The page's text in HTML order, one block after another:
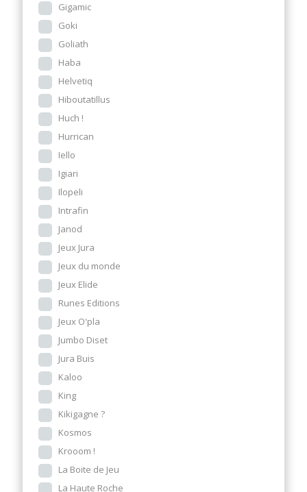
Gigamic
Goki
Goliath
Haba
Helvetiq
Hiboutatillus
Huch !
Hurrican
Iello
Igiari
Ilopeli
Intrafin
Janod
Jeux Jura
Jeux du monde
Jeux Elide
Runes Editions
Jeux O'pla
Jumbo Diset
Jura Buis
Kaloo
King
Kikigagne ?
Kosmos
Krooom !
La Boite de Jeu
La Haute Roche